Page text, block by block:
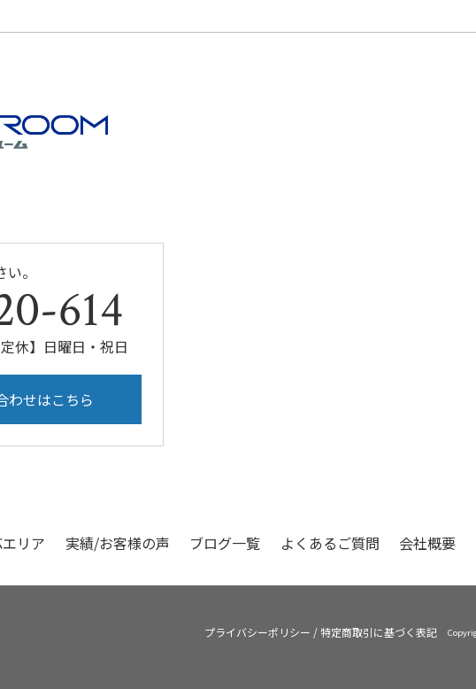
o
。
614
休】日曜日・祝日
わせはこちら
リア 実績/お客様の声 ブログ一覧 よくあるご質問 会社概要
プライバシーポリシー /特定商取引に基づく表記